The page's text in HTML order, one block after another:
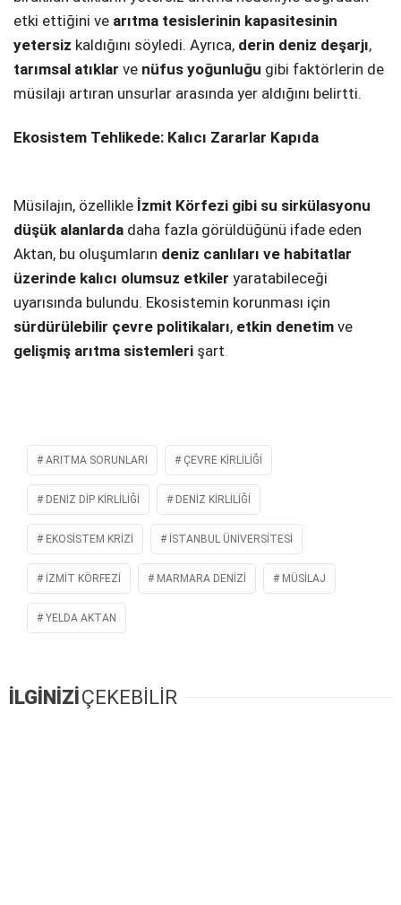
etki ettiğini ve arıtma tesislerinin kapasitesinin
yetersiz kaldığını söyledi. Ayrıca, derin deniz deşarjı,
tarımsal atıklar ve nüfus yoğunluğu gibi faktörlerin de
müsilajı artıran unsurlar arasında yer aldığını belirtti.
Ekosistem Tehlikede: Kalıcı Zararlar Kapıda
Müsilajın, özellikle İzmit Körfezi gibi su sirkülasyonu
düşük alanlarda daha fazla görüldüğünü ifade eden
Aktan, bu oluşumların deniz canlıları ve habitatlar
üzerinde kalıcı olumsuz etkiler yaratabileceği
uyarısında bulundu. Ekosistemin korunması için
sürdürülebilir çevre politikaları, etkin denetim ve
gelişmiş arıtma sistemleri şart.
ARITMA SORUNLARI ÇEVRE KIRLILIĞI
DENIZ DIP KIRLILIĞI DENIZ KIRLILIĞI
EKOSISTEM KRIZI İSTANBUL ÜNIVERSITESI
İZMIT KÖRFEZI MARMARA DENIZI MÜSILAJ
YELDA AKTAN
İLGİNİZİÇEKEBİLİR